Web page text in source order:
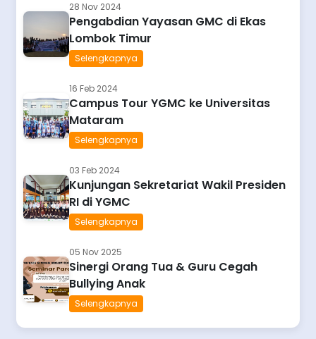
28 Nov 2024
Pengabdian Yayasan GMC di Ekas
Lombok Timur
Selengkapnya
16 Feb 2024
Campus Tour YGMC ke Universitas
Mataram
Selengkapnya
03 Feb 2024
Kunjungan Sekretariat Wakil Presiden
RI di YGMC
Selengkapnya
05 Nov 2025
Sinergi Orang Tua & Guru Cegah
Bullying Anak
Selengkapnya